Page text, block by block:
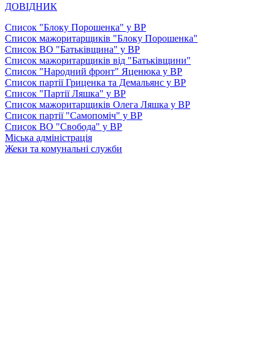
ДОВІДНИК
Список "Блоку Порошенка" у ВР
Список мажоритарщиків "Блоку Порошенка"
Список ВО "Батьківщина" у ВР
Список мажоритарщиків від "Батьківщини"
Список "Народний фронт" Яценюка у ВР
Список партії Гриценка та Демальянс у ВР
Список "Партії Ляшка" у ВР
Список мажоритарщиків Олега Ляшка у ВР
Список партії "Самопоміч" у ВР
Список ВО "Свобода" у ВР
Міська адміністрація
Жеки та комунальні служби